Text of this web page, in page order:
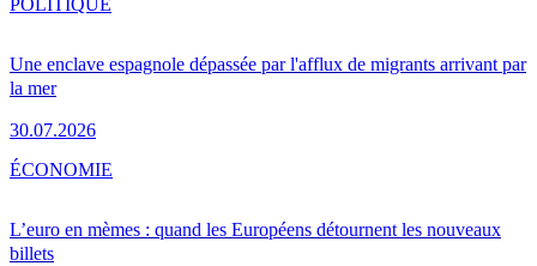
Une enclave espagnole dépassée par l'afflux de migrants arrivant par
la mer
30.07.2026
POLITIQUE
L’euro en mèmes : quand les Européens détournent les nouveaux
billets
ÉCONOMIE